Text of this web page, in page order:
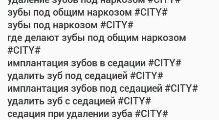
зубы под общим наркозом #CITY#
зубы под наркозом #CITY#
где делают зубы под общим наркозом
#CITY#
имплантация зубов в седации #CITY#
удалить зуб под седацией #CITY#
имплантация зубов под седацией #CITY#
удалить зуб с седацией #CITY#
седация при удалении зуба #CITY#